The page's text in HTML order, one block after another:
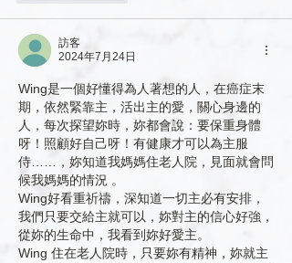
訪客
2024年7月24日
Wing是一個好懂得為人著想的人，在癌症末
期，依然緊靠主，活出主的愛，關心身邊的
人，每次探望妳時，妳都會說：要保重身體
呀！照顧好自己呀！有健康才可以為主服
侍……，妳知道我媽媽住老人院，見面就會問
候我媽媽的情況 。
Wing好看重祈禱，深知道一切主必有安排，
我們只要交給主就可以，妳對主的信心好強，
從妳的生命中，我看到妳好愛主。
Wing 住在老人院時，只要妳有精神，妳就主